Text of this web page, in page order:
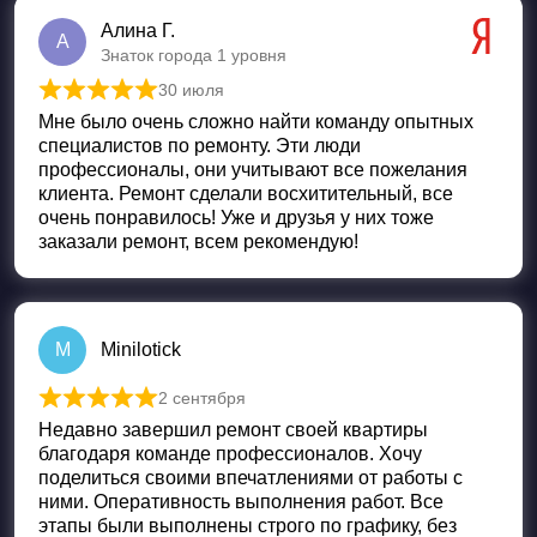
А
Алина Г.
Знаток города 1 уровня
Оценка 5 из 5
30 июля
Мне было очень сложно найти команду опытных
специалистов по ремонту. Эти люди
профессионалы, они учитывают все пожелания
клиента. Ремонт сделали восхитительный, все
очень понравилось! Уже и друзья у них тоже
заказали ремонт, всем рекомендую!
M Minilotick
Оценка 5из 5
2 сентября
Недавно завершил ремонт своей квартиры
благодаря команде профессионалов. Хочу
поделиться своими впечатлениями от работы с
ними. Оперативность выполнения работ. Все
этапы были выполнены строго по графику, без